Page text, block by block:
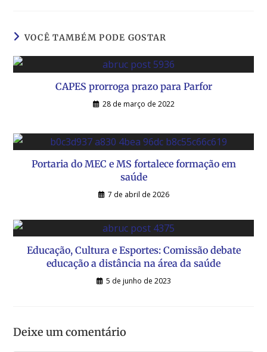
VOCÊ TAMBÉM PODE GOSTAR
CAPES prorroga prazo para Parfor
28 de março de 2022
Portaria do MEC e MS fortalece formação em
saúde
7 de abril de 2026
Educação, Cultura e Esportes: Comissão debate
educação a distância na área da saúde
5 de junho de 2023
Deixe um comentário